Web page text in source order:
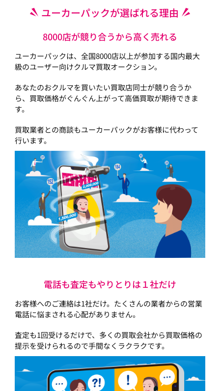
ユーカーパックが選ばれる理由
8000店が競り合うから高く売れる
ユーカーパックは、全国8000店以上が参加する国内最大
級のユーザー向けクルマ買取オークション。
あなたのおクルマを買いたい買取店同士が競り合うか
ら、買取価格がぐんぐん上がって高価買取が期待できま
す。
買取業者との商談もユーカーパックがお客様に代わって
行います。
電話も査定もやりとりは１社だけ
お客様へのご連絡は1社だけ。たくさんの業者からの営業
電話に悩まされる心配がありません。
査定も1回受けるだけで、多くの買取会社から買取価格の
提示を受けられるので手間なくラクラクです。